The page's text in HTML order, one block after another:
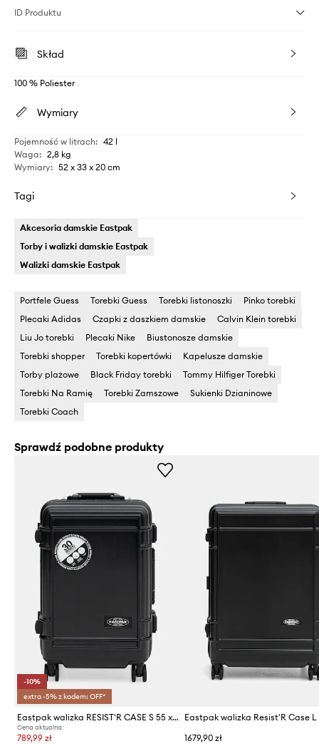
ID Produktu
Skład
100 % Poliester
Wymiary
Pojemność w litrach: 42 l
Waga: 2,8 kg
Wymiary: 52 x 33 x 20 cm
Tagi
Akcesoria damskie Eastpak
Torby i walizki damskie Eastpak
Walizki damskie Eastpak
Portfele Guess Torebki Guess Torebki listonoszki
Pinko torebki
Plecaki Adidas
Czapki z daszkiem damskie
Calvin Klein torebki
Liu Jo torebki
Plecaki Nike
Biustonosze damskie
Torebki shopper
Torebki kopertówki
Kapelusze damskie
Torby plażowe
Black Friday torebki
Tommy Hilfiger Torebki
Torebki Na Ramię
Torebki Zamszowe
Sukienki Dzianinowe
Torebki Coach
Sprawdź podobne produkty
-10%
extra -5% z kodem: OFF*
Eastpak walizka RESIST'R CASE S 55 x 35 x 23
Cena aktualna:
789,99 zł 1679,90 zł